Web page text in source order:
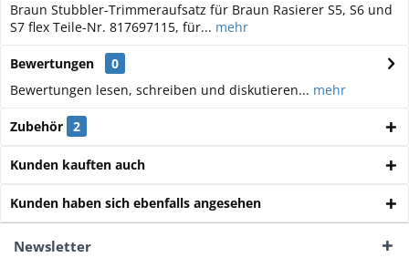
Braun Stubbler-Trimmeraufsatz für Braun Rasierer S5, S6 und
S7 flex Teile-Nr. 817697115, für... mehr
Bewertungen
0
Bewertungen lesen, schreiben und diskutieren... mehr
Zubehör 2
Kunden kauften auch
Kunden haben sich ebenfalls angesehen
Newsletter